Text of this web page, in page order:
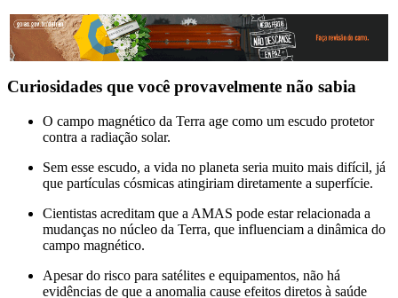
Curiosidades que você provavelmente não sabia
O campo magnético da Terra age como um escudo protetor
contra a radiação solar.
Sem esse escudo, a vida no planeta seria muito mais difícil, já
que partículas cósmicas atingiriam diretamente a superfície.
Cientistas acreditam que a AMAS pode estar relacionada a
mudanças no núcleo da Terra, que influenciam a dinâmica do
campo magnético.
Apesar do risco para satélites e equipamentos, não há
evidências de que a anomalia cause efeitos diretos à saúde